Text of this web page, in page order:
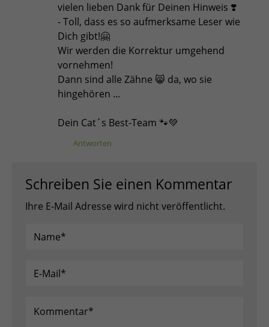
vielen lieben Dank für Deinen Hinweis ❣️
- Toll, dass es so aufmerksame Leser wie
Dich gibt!🤗
Wir werden die Korrektur umgehend
vornehmen!
Dann sind alle Zähne 😸 da, wo sie
hingehören ...
Dein Cat´s Best-Team 🐾💚
Antworten
Schreiben Sie einen Kommentar
Ihre E-Mail Adresse wird nicht veröffentlicht.